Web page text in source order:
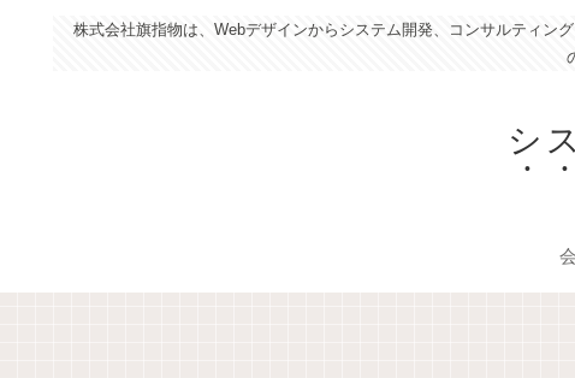
株式会社旗指物は、Webデザインからシステム開発、コンサルティン
シ